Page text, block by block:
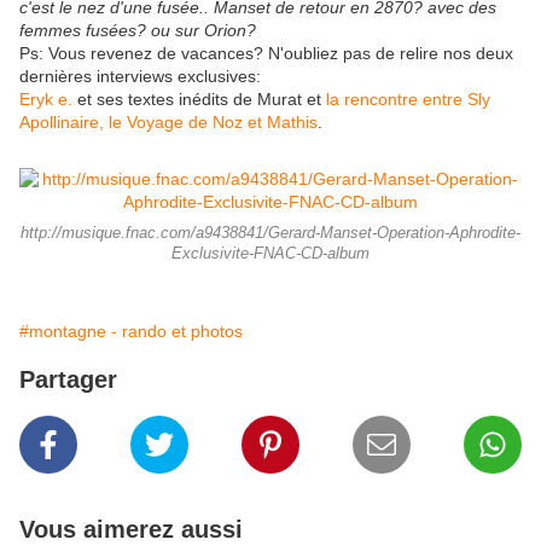
c'est le nez d'une fusée.. Manset de retour en 2870? avec des
femmes fusées? ou sur Orion?
Ps: Vous revenez de vacances? N'oubliez pas de relire nos deux
dernières interviews exclusives:
Eryk e. et ses textes inédits de Murat et la rencontre entre Sly
Apollinaire, le Voyage de Noz et Mathis
http://musique.fnac.com/a9438841/Gerard-Manset-Operation-Aphrodite-
Exclusivite-FNAC-CD-album
#montagne - rando et photos
Partager
Vous aimerez aussi